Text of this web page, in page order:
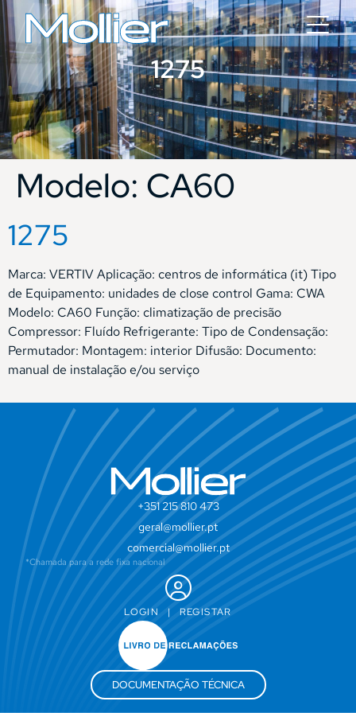
1275
Modelo: CA60
1275
Marca: VERTIV Aplicação: centros de informática (it) Tipo
de Equipamento: unidades de close control Gama: CWA
Modelo: CA60 Função: climatização de precisão
Compressor: Fluído Refrigerante: Tipo de Condensação:
Permutador: Montagem: interior Difusão: Documento:
manual de instalação e/ou serviço
+351 215 810 473
geral@mollier.pt
comercial@mollier.pt
*Chamada para a rede fixa nacional
LOGIN | REGISTAR
DOCUMENTAÇÃO TÉCNICA